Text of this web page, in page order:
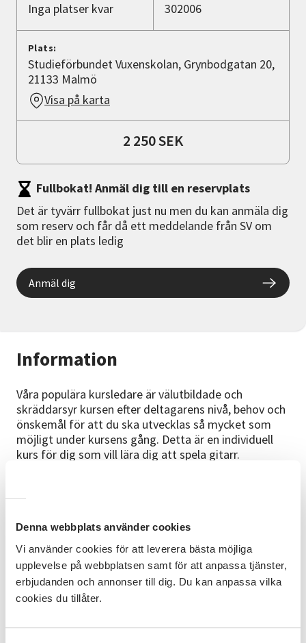
Denna webbplats använder cookies
Vi använder cookies för att leverera bästa möjliga
upplevelse på webbplatsen samt för att anpassa tjänster,
erbjudanden och annonser till dig. Du kan anpassa vilka
cookies du tillåter.
Information
Våra populära kursledare är välutbildade och
skräddarsyr kursen efter deltagarens nivå, behov och
önskemål för att du ska utvecklas så mycket som
möjligt under kursens gång. Detta är en individuell
kurs för dig som vill lära dig att spela gitarr.
för musikens beståndsdelar och hur allt fungerar
tillsammans. Vi startar utifrån där du är när du börjar.
Förkunskaper
Kursen vänder sig både till dig som är nybörjare som
till dig som vill utvecklas med din gitarr.
Kursledare
Inga platser kvar 302006
Plats:
Studieförbundet Vuxenskolan, Grynbodgatan 20,
21133 Malmö
Visa på karta
2 250 SEK
Fullbokat! Anmäl dig till en reservplats
Det är tyvärr fullbokat just nu men du kan anmäla dig
som reserv och får då ett meddelande från SV om
det blir en plats ledig
Anmäl dig